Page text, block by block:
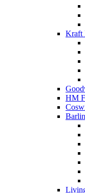
Kraft
HM